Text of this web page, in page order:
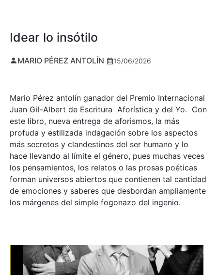
Idear lo insótilo
MARIO PÉREZ ANTOLÍN 15/06/2026
Mario Pérez antolín ganador del Premio Internacional
Juan Gil-Albert de Escritura Aforística y del Yo. Con
este libro, nueva entrega de aforismos, la más
profuda y estilizada indagación sobre los aspectos
más secretos y clandestinos del ser humano y lo
hace llevando al límite el género, pues muchas veces
los pensamientos, los relatos o las prosas poéticas
forman universos abiertos que contienen tal cantidad
de emociones y saberes que desbordan ampliamente
los márgenes del simple fogonazo del ingenio.